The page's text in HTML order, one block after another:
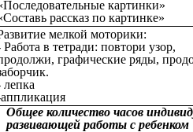
картинки»
рассказ по картинке»
мелкой моторики:
Работа в тетради: повтори узор,
графические ряды,
лепка
Общее количество часов
развивающей работы с ребенком